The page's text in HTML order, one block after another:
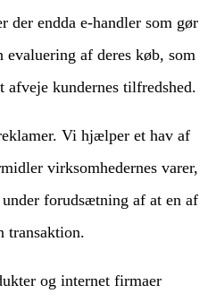
der endda e-handler som gør
af deres køb, som
afveje kundernes tilfredshed.
Vi hjælper et hav af
virksomhedernes varer,
forudsætning af at en af
transaktion.
og internet firmaer